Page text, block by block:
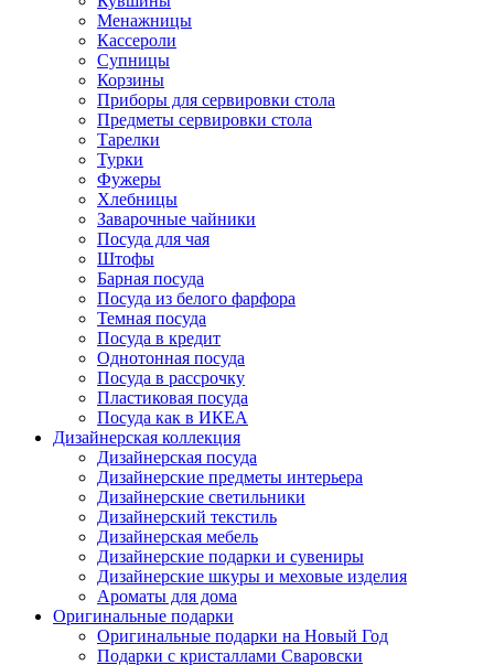
Менажницы
Кассероли
Супницы
Корзины
Приборы для сервировки стола
Предметы сервировки стола
Тарелки
Турки
Фужеры
Хлебницы
Заварочные чайники
Посуда для чая
Штофы
Барная посуда
Посуда из белого фарфора
Темная посуда
Посуда в кредит
Однотонная посуда
Посуда в рассрочку
Пластиковая посуда
Посуда как в ИКЕА
Дизайнерская коллекция
Дизайнерская посуда
Дизайнерские предметы интерьера
Дизайнерские светильники
Дизайнерский текстиль
Дизайнерская мебель
Дизайнерские подарки и сувениры
Дизайнерские шкуры и меховые изделия
Ароматы для дома
Оригинальные подарки
Оригинальные подарки на Новый Год
Подарки с кристаллами Сваровски